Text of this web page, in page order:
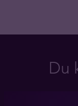
Du